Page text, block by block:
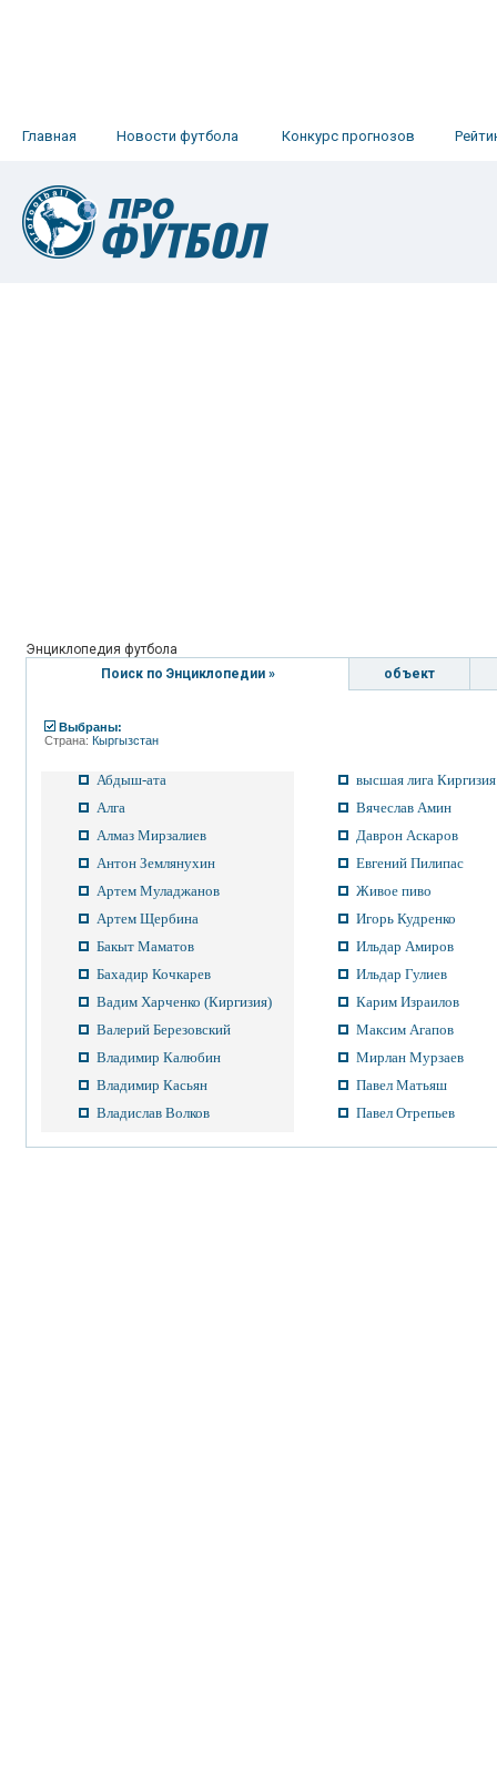
Главная Новости футбола Конкурс прогнозов
Энциклопедия футбола
Поиск по Энциклопедии »
объект
Выбраны:
Страна: Кыргызстан
Абдыш-ата
Алга
Алмаз Мирзалиев
Антон Землянухин
Артем Муладжанов
Артем Щербина
Бакыт Маматов
Бахадир Кочкарев
Вадим Харченко (Киргизия)
Валерий Березовский
Владимир Калюбин
Владимир Касьян
Владислав Волков
высшая лига Киргизия
Вячеслав Амин
Даврон Аскаров
Евгений Пилипас
Живое пиво
Игорь Кудренко
Ильдар Амиров
Ильдар Гулиев
Карим Израилов
Максим Агапов
Мирлан Мурзаев
Павел Матьяш
Павел Отрепьев